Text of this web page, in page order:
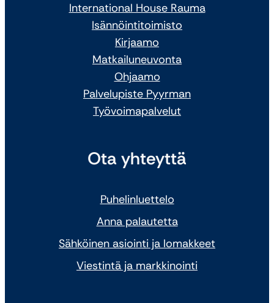
International House Rauma
Isännöintitoimisto
Kirjaamo
Matkailuneuvonta
Ohjaamo
Palvelupiste Pyyrman
Työvoimapalvelut
Ota yhteyttä
Puhelinluettelo
Anna palautetta
Sähköinen asiointi ja lomakkeet
Viestintä ja markkinointi